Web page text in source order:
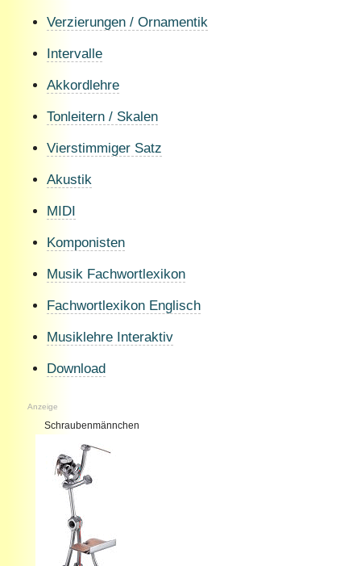
Verzierungen / Ornamentik
Intervalle
Akkordlehre
Tonleitern / Skalen
Vierstimmiger Satz
Akustik
MIDI
Komponisten
Musik Fachwortlexikon
Fachwortlexikon Englisch
Musiklehre Interaktiv
Download
Anzeige
Schraubenmännchen